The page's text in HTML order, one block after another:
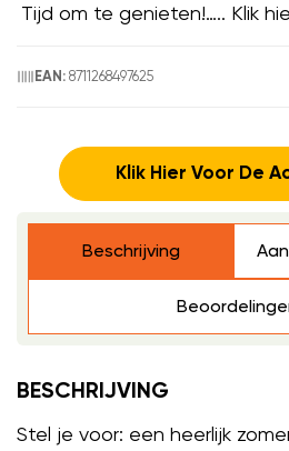
Tijd om te genieten!….. Klik
EAN: 8711268497625
Klik Hier Voor De
Beschrijving
BESCHRIJVING
Stel je voor: een heerlijk